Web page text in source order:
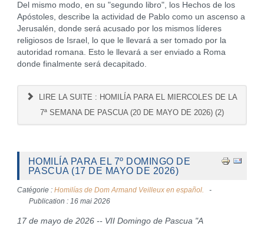
Del mismo modo, en su "segundo libro", los Hechos de los
Apóstoles, describe la actividad de Pablo como un ascenso a
Jerusalén, donde será acusado por los mismos líderes
religiosos de Israel, lo que le llevará a ser tomado por la
autoridad romana. Esto le llevará a ser enviado a Roma
donde finalmente será decapitado.
LIRE LA SUITE : HOMILÍA PARA EL MIERCOLES DE LA
7ª SEMANA DE PASCUA (20 DE MAYO DE 2026) (2)
HOMILÍA PARA EL 7º DOMINGO DE
PASCUA (17 DE MAYO DE 2026)
Catégorie : Homilías de Dom Armand Veilleux en español.
Publication : 16 mai 2026
17 de mayo de 2026 -- VII Domingo de Pascua "A